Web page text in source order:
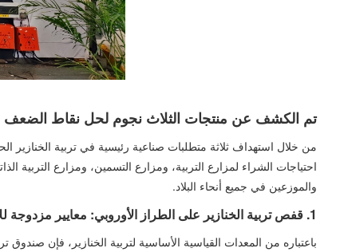
تم الكشف عن منتجات الثلاث نجوم لحل نقاط الضعف
احتياجات الشراء لمزارع التربية، ومزارع التسمين، ومزارع
والموزعين في جميع أنحاء البلاد.
1. قفص تربية الخنازير على الطراز الأوروبي: معايير مزدوجة للاتحاد الأوروبي والصين لتأمين تربية الخنازير بشكل آمن